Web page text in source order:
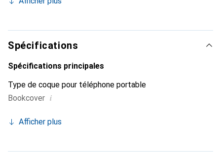
et indispensable pour votre smartphone. Reconnaître
marque Noreve est un choix fiable pour une clientèle
exigeante.
Spécifications
Spécifications principales
Type de coque pour téléphone portable
Bookcover i
Afficher plus